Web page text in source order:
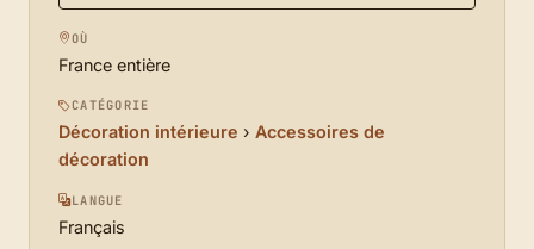
OÙ
France entière
CATÉGORIE
Décoration intérieure › Accessoires de
décoration
LANGUE
Français